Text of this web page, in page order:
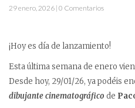
29 enero, 2026 | 0 Comentarios
¡Hoy es día de lanzamiento!
Esta última semana de enero
Desde hoy, 29/01/26, ya podéis
dibujante cinematográfico de